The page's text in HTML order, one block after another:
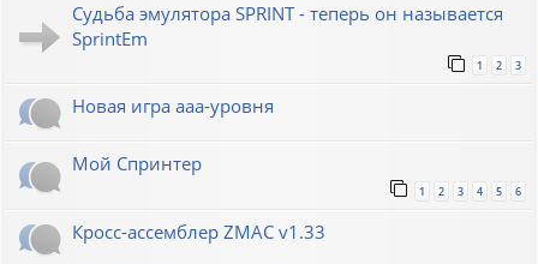
Судьба эмулятора SPRINT - теперь он называется
SprintEm
1 2 3
Новая игра ааа-уровня
Мой Спринтер
1 2 3 4 5 6
Кросс-ассемблер ZMAC v1.33